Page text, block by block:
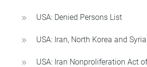
USA: Denied Persons List
USA: Iran, North Korea and
USA: Iran Nonproliferation Act